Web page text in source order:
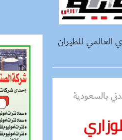
العالمي للطيران